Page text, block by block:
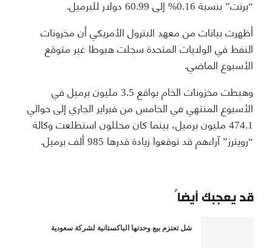
“برنت” بنسبة 0.16% إلى 60.99 دولار للبرميل.
أظهرت بيانات من معهد البترول الأمريكي أن مخزونات
النفط في الولايات المتحدة سجلت هبوطا غير متوقع
الأسبوع الماضي.
وهبطت مخزونات الخام بواقع 3.5 مليون برميل في
الأسبوع المنتهي في الخامس من فبراير الجاري إلى حوالي
474.1 مليون برميل، بينما كان محللون استطلعت وكالة
“رويترز” آراءهم قد توقعوا زيادة قدرها 985 ألف برميل.
قد يعجبك أيضاً
شل تعتزم بيع وحدتها الباكستانية لشركة سعودية